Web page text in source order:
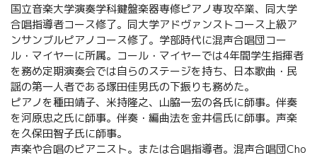
国立音楽大学演奏学科鍵盤楽器専修ピアノ専攻卒業、同大学
合唱指導者コース修了。同大学アドヴァンストコース上級ア
ンサンブルピアノコース修了。学部時代に混声合唱団コー
ル・マイヤーに所属。コール・マイヤーでは4年間学生指揮者
を務め定期演奏会では自らのステージを持ち、日本歌曲・民
謡の第一人者である塚田佳男氏の下振りも務めた。
ピアノを種田靖子、米持隆之、山脇一宏の各氏に師事。伴奏
を河原忠之氏に師事。伴奏・編曲法を金井信氏に師事。声楽
を久保田智子氏に師事。
声楽や合唱のピアニスト。または合唱指導者。混声合唱団Cho